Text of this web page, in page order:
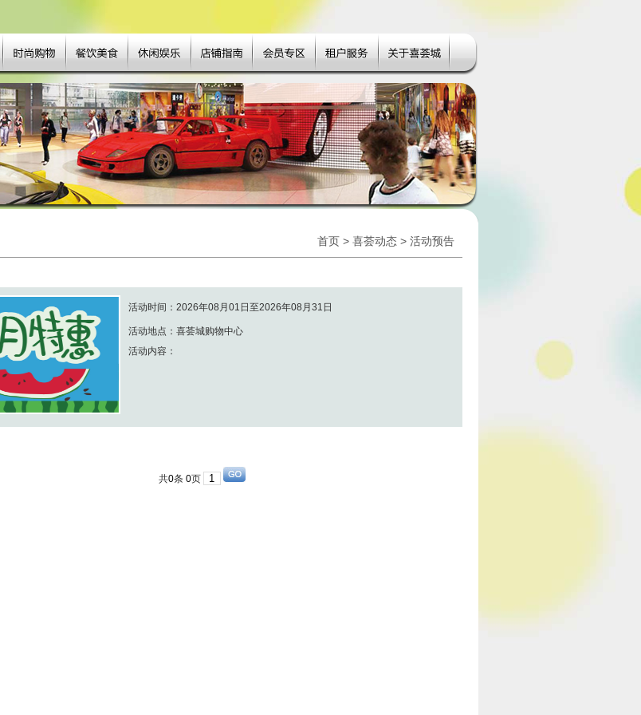
首页> 喜荟动态> 活动预告
活动时间：2026年08月01日至2026年08月31日
活动地点：喜荟城购物中心
活动内容：
共0条 0页